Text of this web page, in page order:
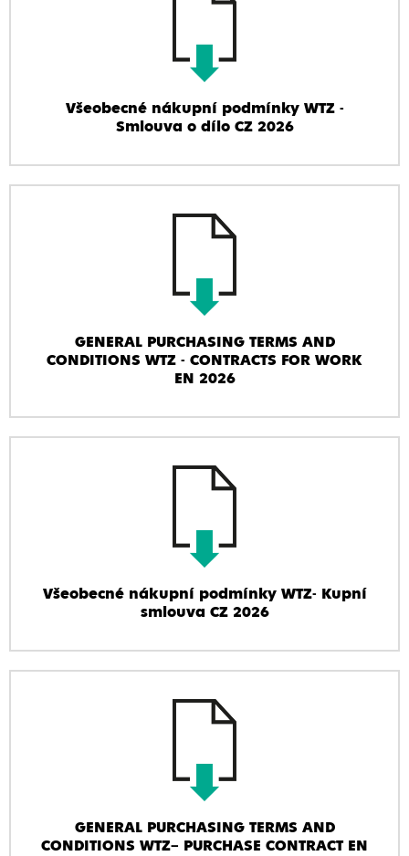
Všeobecné nákupní podmínky WTZ -
Smlouva o dílo CZ 2026
GENERAL PURCHASING TERMS AND
CONDITIONS WTZ - CONTRACTS FOR WORK
EN 2026
Všeobecné nákupní podmínky WTZ- Kupní
smlouva CZ 2026
GENERAL PURCHASING TERMS AND
CONDITIONS WTZ– PURCHASE CONTRACT EN